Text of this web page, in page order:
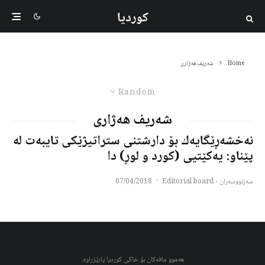
کوردیا
Home شەریف ھەژاری
Random
شەریف ھەژاری
نه‌خشه‌ڕێگایه‌ك بۆ دارشتنی ستراتیژێكی تایبه‌ت له‌
پێناو: یه‌كێتیی (كورد و لوڕ) دا
سەرنووسەران - Editorial board ·
07/04/2018
هەموو مافەکان بۆ خاکی کوردیا پارێزراوە.